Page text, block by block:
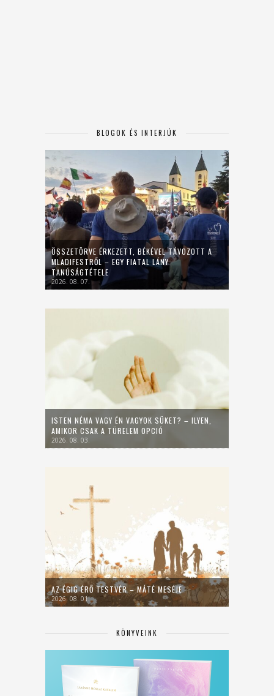
BLOGOK ÉS INTERJÚK
ÖSSZETÖRVE ÉRKEZETT, BÉKÉVEL TÁVOZOTT A
MLADIFESTRŐL – EGY FIATAL LÁNY
TANÚSÁGTÉTELE
2026. 08. 07.
ISTEN NÉMA VAGY ÉN VAGYOK SÜKET? – ILYEN,
AMIKOR CSAK A TÜRELEM OPCIÓ
2026. 08. 03.
AZ ÉGIG ÉRŐ TESTVÉR – MÁTÉ MESÉJE
2026. 08. 01.
KÖNYVEINK